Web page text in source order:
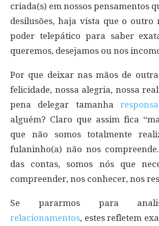
criada(s) em nossos pensamentos
desilusões, haja vista que o outro
poder telepático para saber
queremos, desejamos ou nos
Por que deixar nas mãos de outra
felicidade, nossa alegria, nossa
pena delegar tamanha
alguém? Claro que assim fica
que não somos totalmente
fulaninho(a) não nos
das contas, somos nós que
compreender, nos conhecer, nos
Se pararmos para
relacionamentos, estes refletem